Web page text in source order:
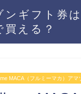
ンギフト券は
買える？
MACA（フルミーマカ）アマ